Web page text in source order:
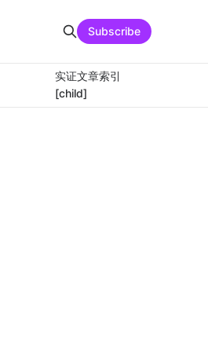
实证文章索引
[child]
Subscribe